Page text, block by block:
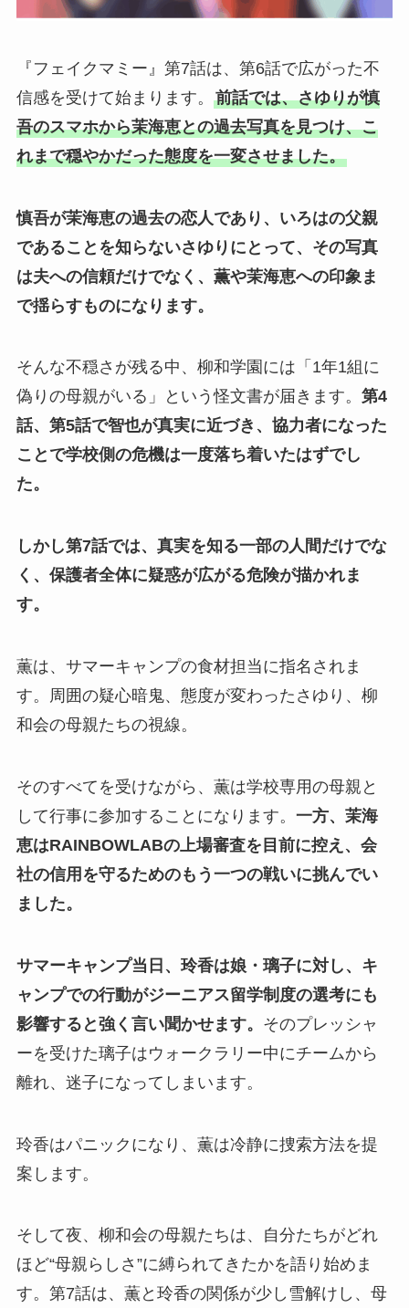
『フェイクマミー』第7話は、第6話で広がった不
信感を受けて始まります。 前話では、さゆりが慎
吾のスマホから茉海恵との過去写真を見つけ、こ
れまで穏やかだった態度を一変させました。
慎吾が茉海恵の過去の恋人であり、いろはの父親
であることを知らないさゆりにとって、その写真
は夫への信頼だけでなく、薫や茉海恵への印象ま
で揺らすものになります。
そんな不穏さが残る中、柳和学園には「1年1組に
偽りの母親がいる」という怪文書が届きます。 第4
話、第5話で智也が真実に近づき、協力者になった
ことで学校側の危機は一度落ち着いたはずでし
た。
しかし第7話では、真実を知る一部の人間だけでな
く、保護者全体に疑惑が広がる危険が描かれま
す。
薫は、サマーキャンプの食材担当に指名されま
す。周囲の疑心暗鬼、態度が変わったさゆり、柳
和会の母親たちの視線。
そのすべてを受けながら、薫は学校専用の母親と
して行事に参加することになります。 一方、茉海
恵はRAINBOWLABの上場審査を目前に控え、会
社の信用を守るためのもう一つの戦いに挑んでい
ました。
サマーキャンプ当日、玲香は娘・璃子に対し、キ
ャンプでの行動がジーニアス留学制度の選考にも
影響すると強く言い聞かせます。 そのプレッシャ
ーを受けた璃子はウォークラリー中にチームから
離れ、迷子になってしまいます。
玲香はパニックになり、薫は冷静に捜索方法を提
案します。
そして夜、柳和会の母親たちは、自分たちがどれ
ほど“母親らしさ”に縛られてきたかを語り始めま
す。第7話は、薫と玲香の関係が少し雪解けし、母